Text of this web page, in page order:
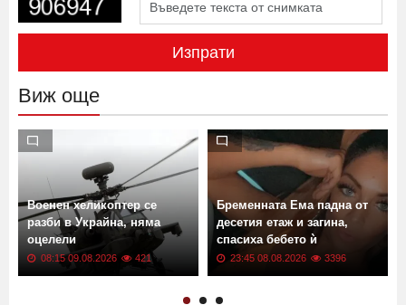
Изпрати
Виж още
Военен хеликоптер се
разби в Украйна, няма
оцелели
08:15 09.08.2026 421
Бременната Ема падна от
десетия етаж и загина,
спасиха бебето ѝ
23:45 08.08.2026 3396